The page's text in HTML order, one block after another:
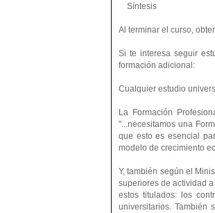
Síntesis
Al terminar el curso,
Si te interesa seguir
formación adicional:
Cualquier estudio
La Formación
"...necesitamos una
que esto es esencial
modelo de crecimiento
Y, también según el
superiores de actividad
estos titulados: los
universitarios. También